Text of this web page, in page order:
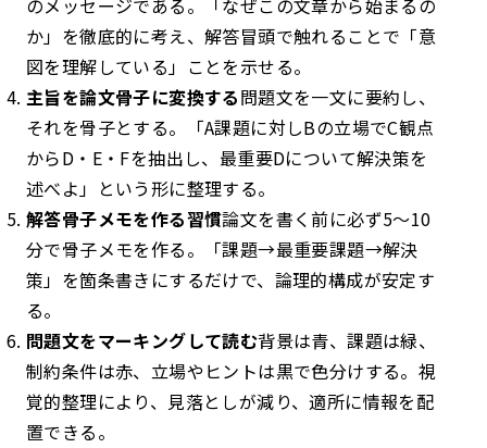
のメッセージである。「なぜこの文章から始まるの
か」を徹底的に考え、解答冒頭で触れることで「意
図を理解している」ことを示せる。
主旨を論文骨子に変換する問題文を一文に要約し、
それを骨子とする。「A課題に対しBの立場でC観点
からD・E・Fを抽出し、最重要Dについて解決策を
述べよ」という形に整理する。
解答骨子メモを作る習慣論文を書く前に必ず5〜10
分で骨子メモを作る。「課題→最重要課題→解決
策」を箇条書きにするだけで、論理的構成が安定す
る。
問題文をマーキングして読む背景は青、課題は緑、
制約条件は赤、立場やヒントは黒で色分けする。視
覚的整理により、見落としが減り、適所に情報を配
置できる。